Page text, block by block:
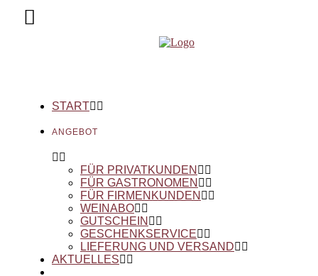
START
ANGEBOT
FÜR PRIVATKUNDEN
FÜR GASTRONOMEN
FÜR FIRMENKUNDEN
WEINABO
GUTSCHEIN
GESCHENKSERVICE
LIEFERUNG UND VERSAND
AKTUELLES